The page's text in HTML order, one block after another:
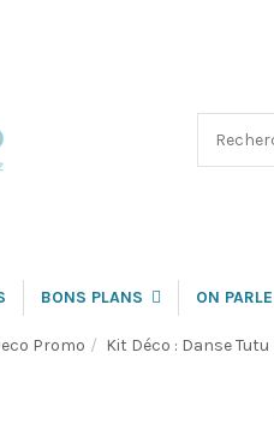
BONS PLANS ON
Promo Kit Déco : Danse Tutu